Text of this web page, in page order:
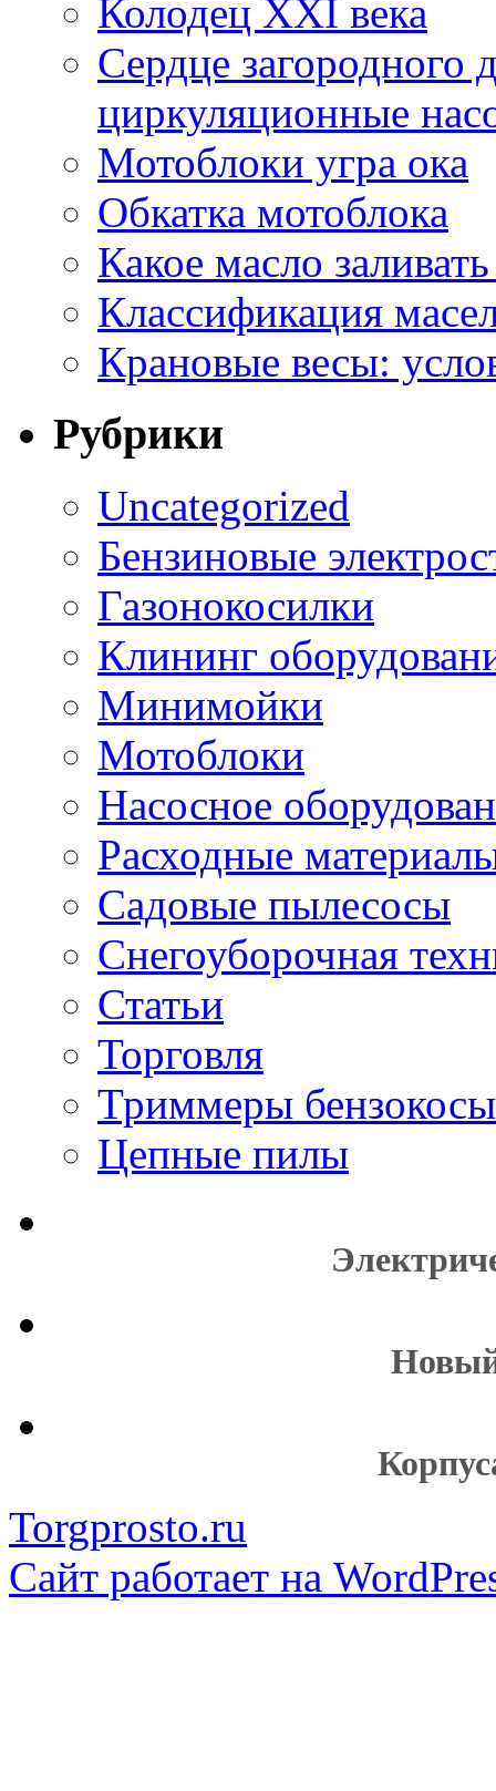
Колодец XXI века
Сердце загородного
циркуляционные
Мотоблоки угра ока
Обкатка мотоблока
Какое масло
Классификация
Крановые весы:
Рубрики
Uncategorized
Бензиновые
Газонокосилки
Клининг
Минимойки
Мотоблоки
Насосное
Расходные
Садовые пылесосы
Снегоуборочная
Статьи
Торговля
Триммеры бензокосы
Цепные пилы
Torgprosto.ru
Сайт работает на